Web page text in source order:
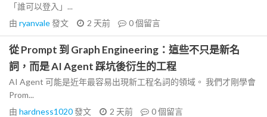
「誰可以登入」...
由 ryanvale發文 2 天前 0個留言
從 Prompt 到 Graph Engineering：這些不只是新名
詞，而是 AI Agent 踩坑後衍生的工程
AI Agent 可能是近年最容易出現新工程名詞的領域。 我們才剛學會
Prom...
由 hardness1020發文 2 天前 0個留言